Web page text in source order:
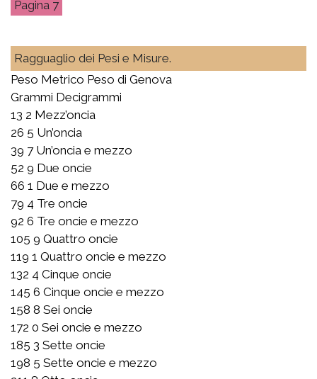
7
Ragguaglio dei Pesi e Misure.
Peso Metrico Peso di Genova
Grammi Decigrammi
13 2 Mezz’oncia
26 5 Un’oncia
39 7 Un’oncia e mezzo
52 9 Due oncie
66 1 Due e mezzo
79 4 Tre oncie
92 6 Tre oncie e mezzo
105 9 Quattro oncie
119 1 Quattro oncie e mezzo
132 4 Cinque oncie
145 6 Cinque oncie e mezzo
158 8 Sei oncie
172 0 Sei oncie e mezzo
185 3 Sette oncie
198 5 Sette oncie e mezzo